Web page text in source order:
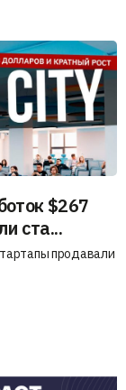
$267
ста...
продавали